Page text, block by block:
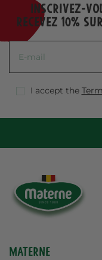
Inscrivez-
recevez 10%
I accept the
Materne